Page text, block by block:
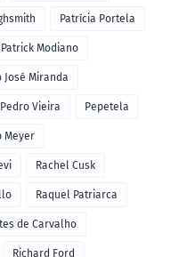
Patrícia Portela
Patrick Modiano
José Miranda
Pedro Vieira Pepetela
Meyer
Rachel Cusk
Raquel Patriarca
de Carvalho
Richard Ford